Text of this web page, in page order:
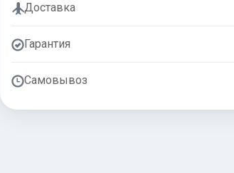
Доставка
Гарантия
Самовывоз